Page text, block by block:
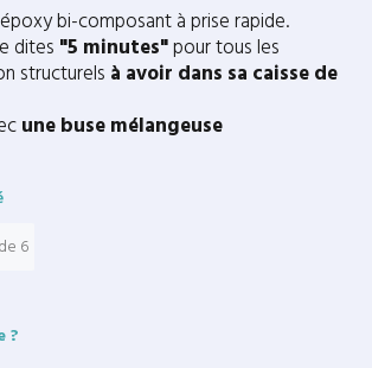
bi-composant à prise rapide.
dites "5 minutes"pour tous les
structurels à avoir dans sa caisse de
une buse mélangeuse
6
?